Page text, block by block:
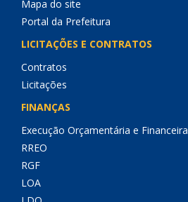
Mapa do site
Portal da Prefeitura
LICITAÇÕES E CONTRATOS
Contratos
Licitações
FINANÇAS
Execução Orçamentária e Financeira
RREO
RGF
LOA